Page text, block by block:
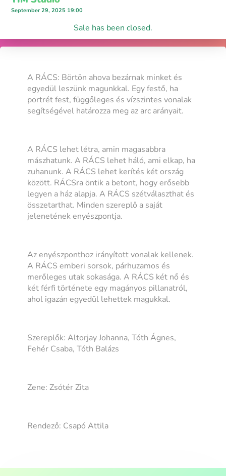
September 29, 2025 19:00
Sale has been closed.
A RÁCS: Börtön ahova bezárnak minket és
egyedül leszünk magunkkal. Egy festő, ha
portrét fest, függőleges és vízszintes vonalak
segítségével határozza meg az arc arányait.
A RÁCS lehet létra, amin magasabbra
mászhatunk. A RÁCS lehet háló, ami elkap, ha
zuhanunk. A RÁCS lehet kerítés két ország
között. RÁCSra öntik a betont, hogy erősebb
legyen a ház alapja. A RÁCS szétválaszthat és
összetarthat. Minden szereplő a saját
jelenetének enyészpontja.
Az enyészponthoz irányított vonalak kellenek.
A RÁCS emberi sorsok, párhuzamos és
merőleges utak sokasága. A RÁCS két nő és
két férfi története egy magányos pillanatról,
ahol igazán egyedül lehettek magukkal.
Szereplők: Altorjay Johanna, Tóth Ágnes,
Fehér Csaba, Tóth Balázs
Zene: Zsótér Zita
Rendező: Csapó Attila